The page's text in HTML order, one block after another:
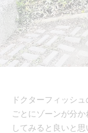
ドクターフィッシ
ごとにゾーンが分
してみると良いと思